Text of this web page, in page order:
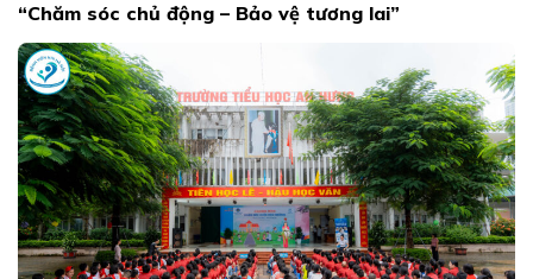
“Chăm sóc chủ động – Bảo vệ tương lai”